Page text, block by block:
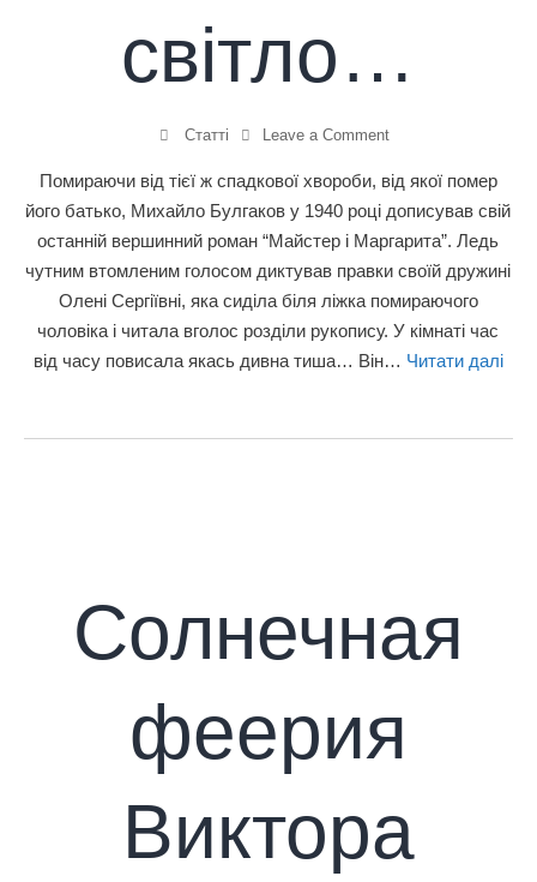
світло…
Статті Leave a Comment
Помираючи від тієї ж спадкової хвороби, від якої помер
його батько, Михайло Булгаков у 1940 році дописував свій
останній вершинний роман “Майстер і Маргарита”. Ледь
чутним втомленим голосом диктував правки своїй дружині
Олені Сергіївні, яка сиділа біля ліжка помираючого
чоловіка і читала вголос розділи рукопису. У кімнаті час
від часу повисала якась дивна тиша… Він… Читати далі
Солнечная
феерия
Виктора